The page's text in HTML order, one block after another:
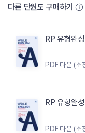
다른 단원도 구매하기
RP 유형완
PDF 다운 (
RP 유형완
PDF 다운 (